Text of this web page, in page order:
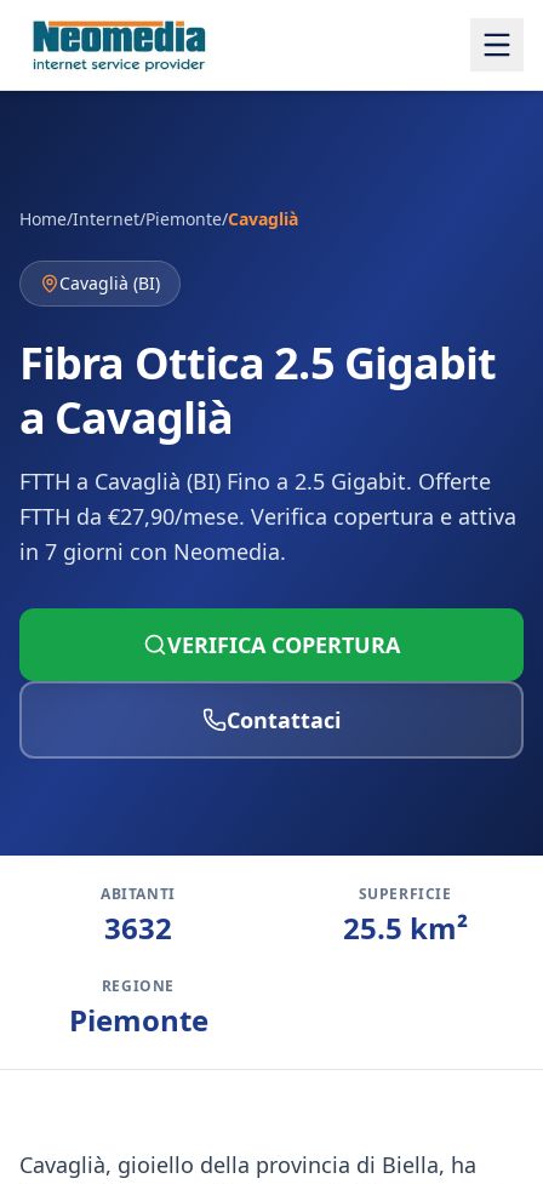
Home/Internet/Piemonte/Cavaglià
Cavaglià (BI)
Fibra Ottica 2.5 Gigabit
a Cavaglià
FTTH a Cavaglià (BI) Fino a 2.5 Gigabit. Offerte
FTTH da €27,90/mese. Verifica copertura e attiva
in 7 giorni con Neomedia.
VERIFICA COPERTURA
Contattaci
ABITANTI
3632
SUPERFICIE
25.5 km²
REGIONE
Piemonte
Cavaglià, gioiello della provincia di Biella, ha